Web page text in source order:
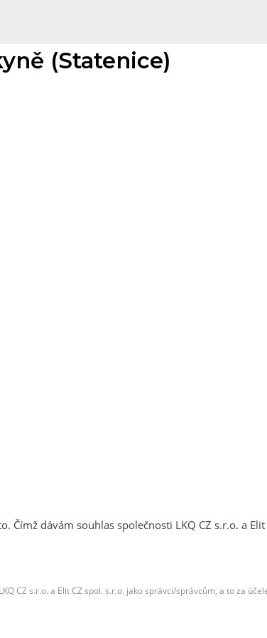
(Statenice)
dávám souhlas společnosti LKQ CZ s.r.o. a
CZ s.r.o. a Elit CZ spol. s.r.o. jako správci/správcům, a to za